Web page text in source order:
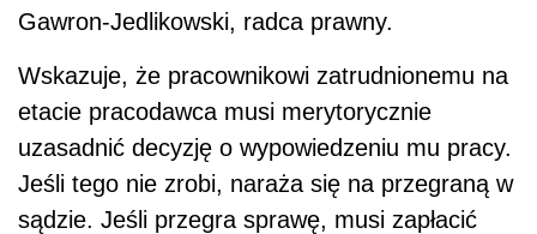
Gawron-Jedlikowski, radca prawny.
Wskazuje, że pracownikowi zatrudnionemu na
etacie pracodawca musi merytorycznie
uzasadnić decyzję o wypowiedzeniu mu pracy.
Jeśli tego nie zrobi, naraża się na przegraną w
sądzie. Jeśli przegra sprawę, musi zapłacić